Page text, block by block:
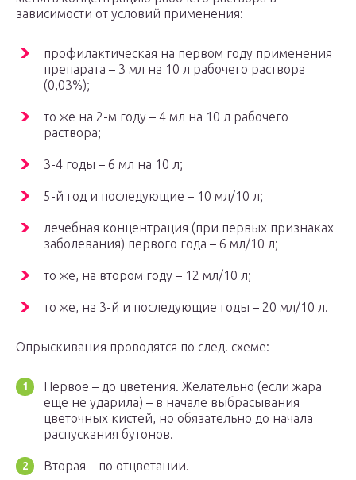
зависимости от условий применения:
профилактическая на первом году применения
препарата – 3 мл на 10 л рабочего раствора
(0,03%);
то же на 2-м году – 4 мл на 10 л рабочего
раствора;
3-4 годы – 6 мл на 10 л;
5-й год и последующие – 10 мл/10 л;
лечебная концентрация (при первых признаках
заболевания) первого года – 6 мл/10 л;
то же, на втором году – 12 мл/10 л;
то же, на 3-й и последующие годы – 20 мл/10 л.
Опрыскивания проводятся по след. схеме:
Первое – до цветения. Желательно (если жара
еще не ударила) – в начале выбрасывания
цветочных кистей, но обязательно до начала
распускания бутонов.
Вторая – по отцветании.